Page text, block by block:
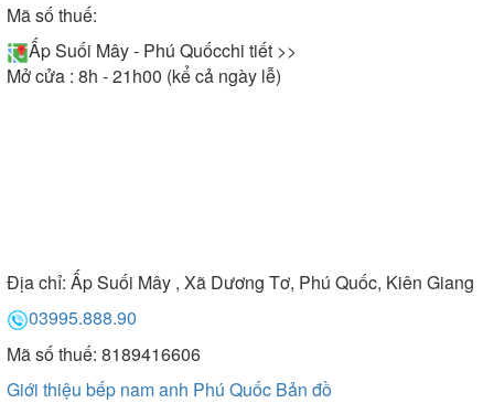
Mã số thuế:
Ấp Suối Mây - Phú Quốcchi tiết >>
Mở cửa : 8h - 21h00 (kể cả ngày lễ)
Địa chỉ: Ấp Suối Mây , Xã Dương Tơ, Phú Quốc, Kiên Giang
03995.888.90
Mã số thuế: 8189416606
Giới thiệu bếp nam anh Phú Quốc Bản đồ